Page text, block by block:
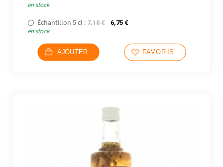
en stock
Échantillon 5 cl : 7,18€ Le prix initial était : 7,18 €.
6,75 €Le prix actuel est : 6,75 €.
en stock
AJOUTER FAVORIS